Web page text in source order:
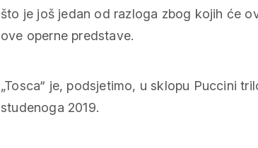
što je još jedan od razloga zbog kojih će
ove operne predstave.
„Tosca“ je, podsjetimo, u sklopu Puccini
studenoga 2019.